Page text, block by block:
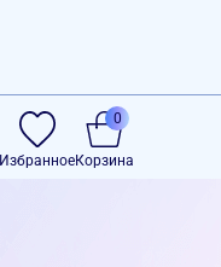
ИзбранноеКорзина
0